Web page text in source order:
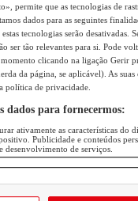
BOLA SUGEREBarba
permite que as tecnologias de
dados para as seguintes
tecnologias serão desativadas.
ser tão relevantes para si. Pode
clicando na ligação Gerir
da página, se aplicável). As suas
política de privacidade.
dados para fornecermos:
ativamente as características do
Publicidade e conteúdos
desenvolvimento de serviços.